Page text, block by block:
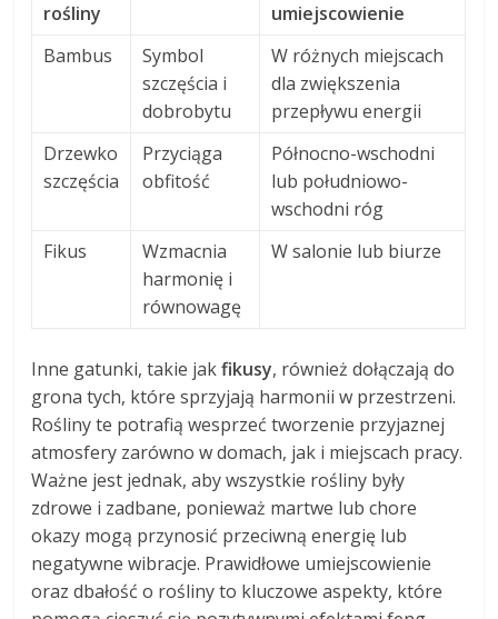
rośliny
umiejscowienie
Bambus
Symbol
szczęścia i
dobrobytu
W różnych miejscach
dla zwiększenia
przepływu energii
Drzewko
szczęścia
Przyciąga
obfitość
Północno-wschodni
lub południowo-
wschodni róg
Fikus
Wzmacnia
harmonię i
równowagę
W salonie lub biurze
Inne gatunki, takie jakfikusy, również dołączają do
grona tych, które sprzyjają harmonii w przestrzeni.
Rośliny te potrafią wesprzeć tworzenie przyjaznej
atmosfery zarówno w domach, jak i miejscach pracy.
Ważne jest jednak, aby wszystkie rośliny były
zdrowe i zadbane, ponieważ martwe lub chore
okazy mogą przynosić przeciwną energię lub
negatywne wibracje. Prawidłowe umiejscowienie
oraz dbałość o rośliny to kluczowe aspekty, które